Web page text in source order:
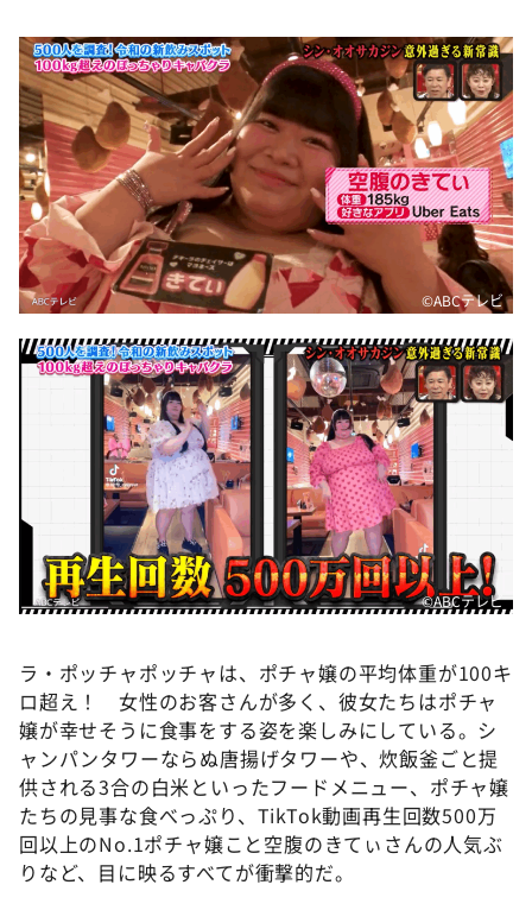
©ABCテレビ
©ABCテレビ
ラ・ポッチャポッチャは、ポチャ嬢の平均体重が100キ
ロ超え！ 女性のお客さんが多く、彼女たちはポチャ
嬢が幸せそうに食事をする姿を楽しみにしている。シ
ャンパンタワーならぬ唐揚げタワーや、炊飯釜ごと提
供される3合の白米といったフードメニュー、ポチャ嬢
たちの見事な食べっぷり、TikTok動画再生回数500万
回以上のNo.1ポチャ嬢こと空腹のきてぃさんの人気ぶ
りなど、目に映るすべてが衝撃的だ。